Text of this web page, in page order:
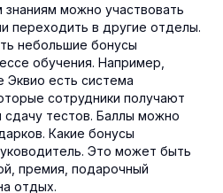
можно участвовать
переходить в другие отделы.
небольшие бонусы
обучения. Например,
есть система
сотрудники получают
тестов. Баллы можно
Какие бонусы
Это может быть
премия, подарочный
отдых.